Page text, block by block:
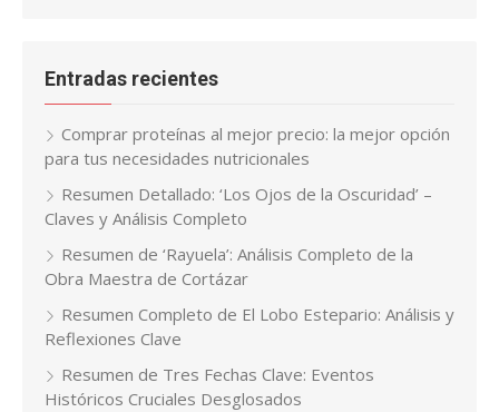
Entradas recientes
Comprar proteínas al mejor precio: la mejor opción
para tus necesidades nutricionales
Resumen Detallado: ‘Los Ojos de la Oscuridad’ –
Claves y Análisis Completo
Resumen de ‘Rayuela’: Análisis Completo de la
Obra Maestra de Cortázar
Resumen Completo de El Lobo Estepario: Análisis y
Reflexiones Clave
Resumen de Tres Fechas Clave: Eventos
Históricos Cruciales Desglosados